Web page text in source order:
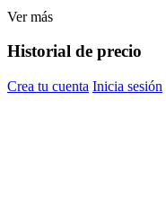
Ver más
Historial de precio
Crea tu cuenta Inicia sesión